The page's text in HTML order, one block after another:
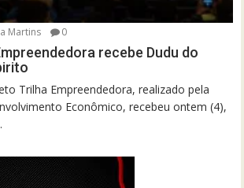
Martins 0
recebe Dudu do
Trilha Empreendedora, realizado pela
Econômico, recebeu ontem (4),